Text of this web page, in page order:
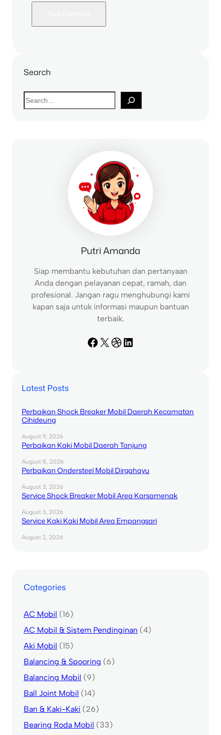
Search
S
e
Putri Amanda
Siap membantu kebutuhan dan pertanyaan
Anda dengan pelayanan cepat, ramah, dan
profesional. Jangan ragu menghubungi kami
kapan saja untuk informasi maupun bantuan
terbaik.
Facebook X Dribbble LinkedIn
Latest Posts
Perbaikan Shock Breaker Mobil Daerah Kecamatan
Cihideung
August 9, 2026
Perbaikan Kaki Mobil Daerah Tanjung
August 8, 2026
Perbaikan Ondersteel Mobil Dirgahayu
August 3, 2026
Service Shock Breaker Mobil Area Karsamenak
August 3, 2026
Service Kaki Kaki Mobil Area Empangsari
August 2, 2026
Categories
AC Mobil (16)
AC Mobil & Sistem Pendinginan (4)
Aki Mobil (15)
Balancing & Spooring (6)
Balancing Mobil (9)
Ball Joint Mobil (14)
Ban & Kaki-Kaki (26)
Bearing Roda Mobil (33)